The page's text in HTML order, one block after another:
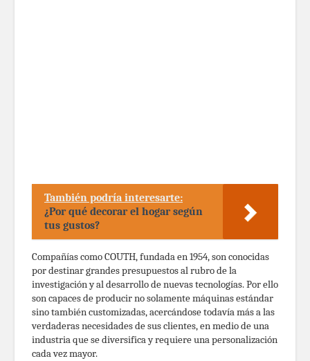
También podría interesarte:
¿Por qué decorar el hogar según
tus gustos?
Compañías como COUTH, fundada en 1954, son conocidas
por destinar grandes presupuestos al rubro de la
investigación y al desarrollo de nuevas tecnologías. Por ello
son capaces de producir no solamente máquinas estándar
sino también customizadas, acercándose todavía más a las
verdaderas necesidades de sus clientes, en medio de una
industria que se diversifica y requiere una personalización
cada vez mayor.